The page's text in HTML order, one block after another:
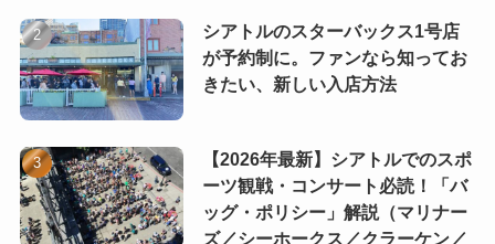
シアトルのスターバックス1号店
が予約制に。ファンなら知ってお
きたい、新しい入店方法
【2026年最新】シアトルでのスポ
ーツ観戦・コンサート必読！「バ
ッグ・ポリシー」解説（マリナー
ズ／シーホークス／クラーケン／